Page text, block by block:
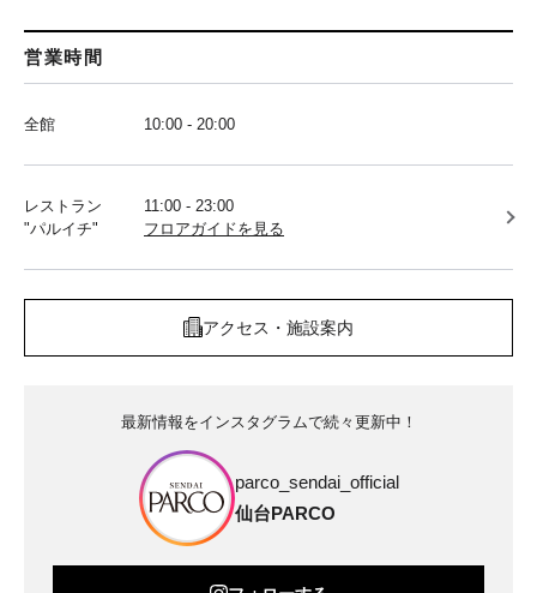
営業時間
全館 10:00 - 20:00
レストラン
"パルイチ"
11:00 - 23:00
フロアガイドを見る
アクセス・施設案内
最新情報をインスタグラムで続々更新中！
parco_sendai_official
仙台PARCO